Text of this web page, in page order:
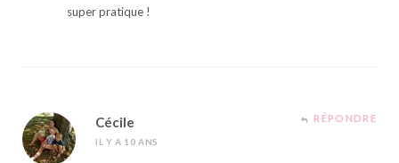
super pratique !
Cécile
IL Y A 10 ANS
RÉPONDRE